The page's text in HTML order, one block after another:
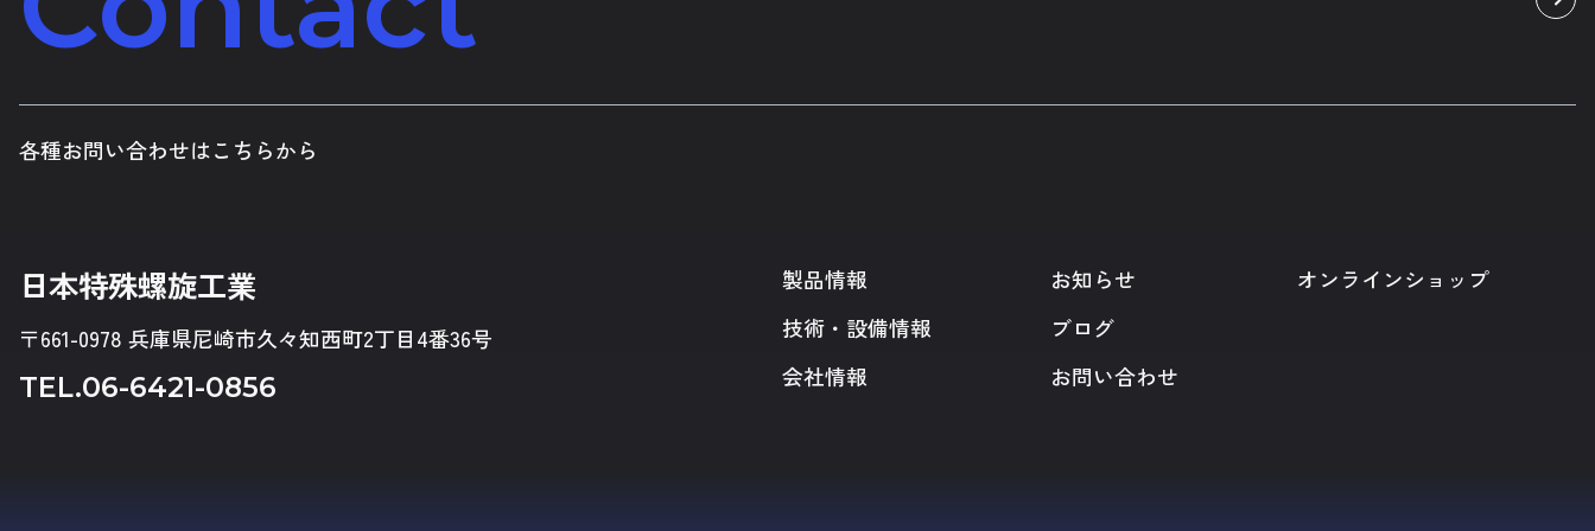
各種お問い合わせはこちらから
日本特殊螺旋工業
〒661-0978 兵庫県尼崎市久々知西町2丁目4番36号
TEL.06-6421-0856
製品情報
技術・設備情報
会社情報
お知らせ
ブログ
お問い合わせ
オンラインショップ